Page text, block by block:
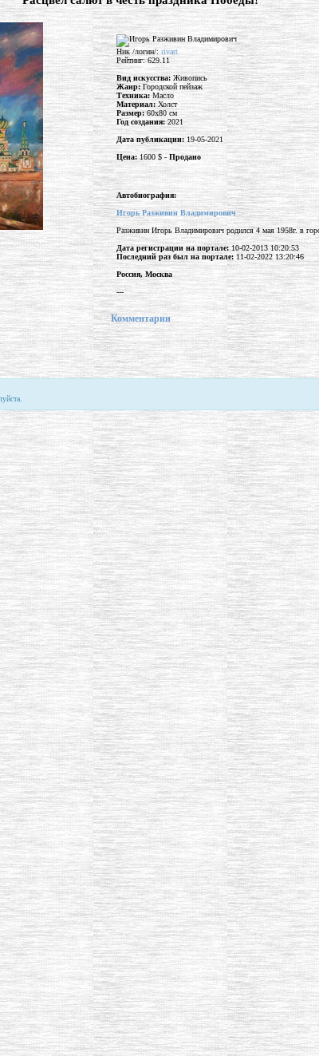
Ник /логин/: rivart
Рейтинг: 629.11
Вид искусства: Живопись
Жанр: Городской пейзаж
Техника:Масло
Материал:Холст
Размер:60x80 см
Год создания:2021
Дата публикации:19-05-2021
Цена:1600 $ -Продано
Автобиография:
Игорь Разживин Владимирович
Разживин Игорь Владимирович родился 4 мая 1958г. в
Дата регистрации на портале:10-02-2013 10:20:53
Последний раз был на портале: 11-02-2022 13:20:46
Россия, Москва
---
Комментарии